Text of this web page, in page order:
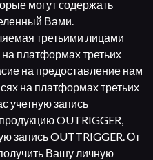
могут содержать
Вами.
третьими лицами
платформах третьих
на предоставление нам
на платформах третьих
учетную запись
OUTRIGGER,
запись OUTTRIGGER. От
Вашу личную